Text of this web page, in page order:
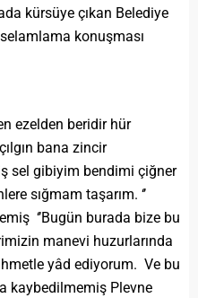
kürsüye çıkan Belediye
konuşması
ezelden beridir hür
bana zincir
sel gibiyim bendimi çiğner
sığmam taşarım. ‘’
‘’Bugün burada bize bu
manevi huzurlarında
yâd ediyorum. Ve bu
kaybedilmemiş Plevne